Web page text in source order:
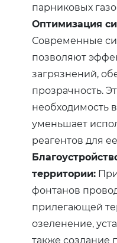
парниковых
Оптимизация
Современные
позволяют
загрязнений,
прозрачность.
необходимость
уменьшает
реагентов для
территории:
фонтанов
прилегающей
озеленение,
также создание